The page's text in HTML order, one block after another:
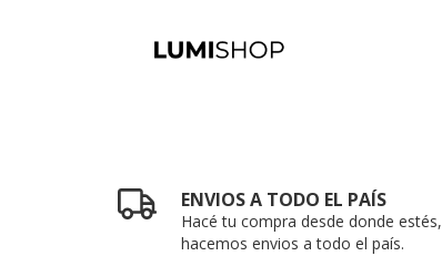
ENVIOS A TODO EL PAÍS
Hacé tu compra desde donde estés,
hacemos envios a todo el país.